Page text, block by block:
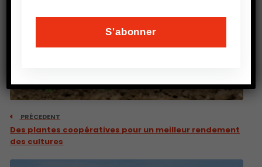
PRÉCEDENT
Des plantes coopératives pour un meilleur rendement
des cultures